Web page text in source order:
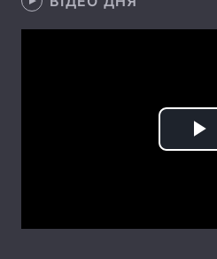
Контакти
Тема оформлення